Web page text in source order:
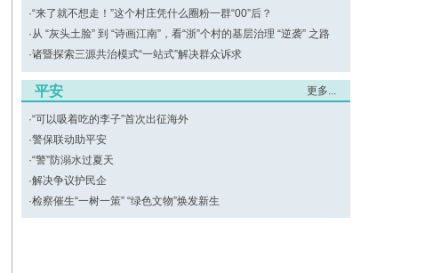
·“来了就不想走！”这个村庄凭什么圈粉一群“00”后？
·从 “灰头土脸” 到 “诗画江南”，看“浙”个村的基层治理 “逆袭” 之路
·诸暨探索三源共治模式“一站式”解决群众诉求
平安 更多...
·“可以吸着吃的李子”首次出征海外
·警保联动助平安
·“警”防溺水过夏天
·解决争议护民企
·检察催生“一树一策” “绿色文物”焕发新生